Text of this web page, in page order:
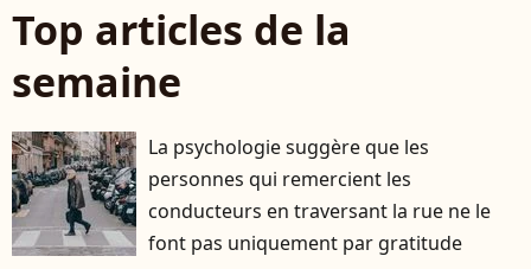
Top articles de la
semaine
La psychologie suggère que les
personnes qui remercient les
conducteurs en traversant la rue ne le
font pas uniquement par gratitude